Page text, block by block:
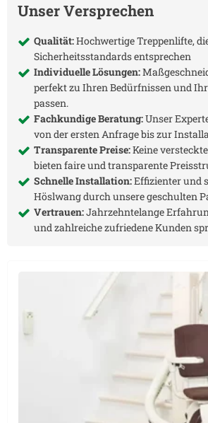
Unser Versprechen
Qualität:Hochwertige Treppenlifte,
Sicherheitsstandards entsprechen
Individuelle Lösungen:
perfekt zu Ihren Bedürfnissen und
passen.
Fachkundige Beratung:Unser
von der ersten Anfrage bis zur
Transparente Preise:Keine
bieten faire und transparente
Schnelle Installation:Effizienter und
Höslwangdurch unsere geschulten
Vertrauen:Jahrzehntelange
und zahlreiche zufriedene Kunden